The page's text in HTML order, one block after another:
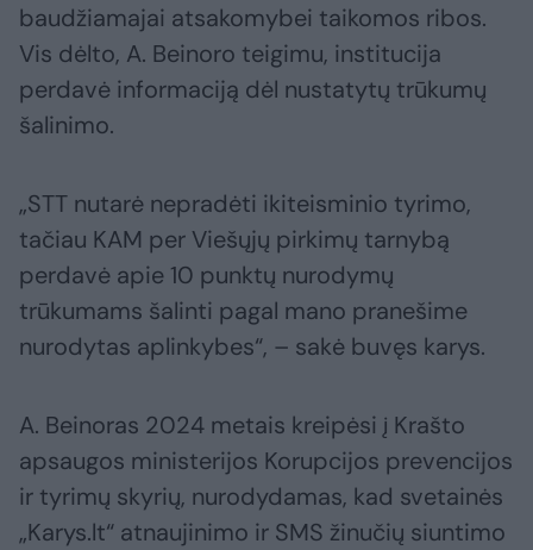
baudžiamajai atsakomybei taikomos ribos.
Vis dėlto, A. Beinoro teigimu, institucija
perdavė informaciją dėl nustatytų trūkumų
šalinimo.
„STT nutarė nepradėti ikiteisminio tyrimo,
tačiau KAM per Viešųjų pirkimų tarnybą
perdavė apie 10 punktų nurodymų
trūkumams šalinti pagal mano pranešime
nurodytas aplinkybes“, – sakė buvęs karys.
A. Beinoras 2024 metais kreipėsi į Krašto
apsaugos ministerijos Korupcijos prevencijos
ir tyrimų skyrių, nurodydamas, kad svetainės
„Karys.lt“ atnaujinimo ir SMS žinučių siuntimo